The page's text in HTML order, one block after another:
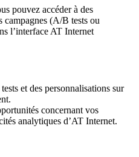
pouvez accéder à des
(A/B tests ou
l’interface AT Internet
et des personnalisations sur
concernant vos
analytiques d’AT Internet.